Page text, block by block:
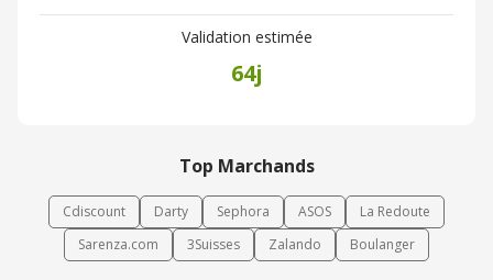
Validation estimée
64j
Top Marchands
Cdiscount Darty Sephora ASOS
La Redoute
Sarenza.com
3Suisses Zalando Boulanger